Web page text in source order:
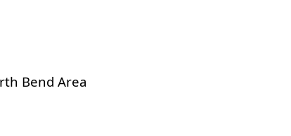
Bend Area